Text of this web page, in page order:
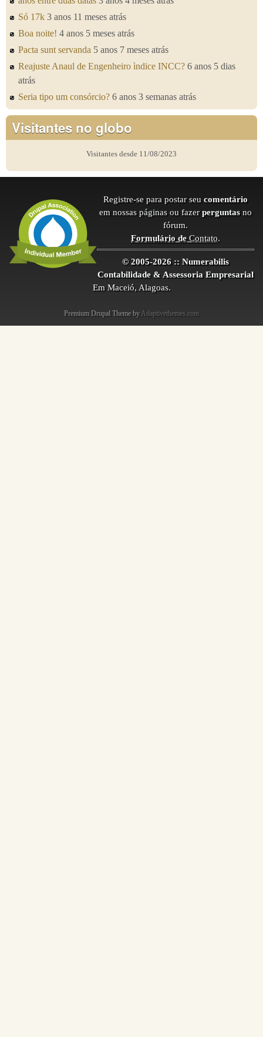
Só 17k 3 anos 11 meses atrás
Boa noite! 4 anos 5 meses atrás
Pacta sunt servanda 5 anos 7 meses atrás
Reajuste Anaul de Engenheiro ìndice INCC? 6 anos 5 dias
atrás
Seria tipo um consórcio? 6 anos 3 semanas atrás
Visitantes no globo
Visitantes desde 11/08/2023
Registre-se para postar seu comentário
em nossas páginas ou fazer perguntas no
fórum.
Formulário deContato.
© 2005-2026 :: Numerabilis
Contabilidade & Assessoria Empresarial
Em Maceió, Alagoas.
Premium Drupal Theme by Adaptivethemes.com